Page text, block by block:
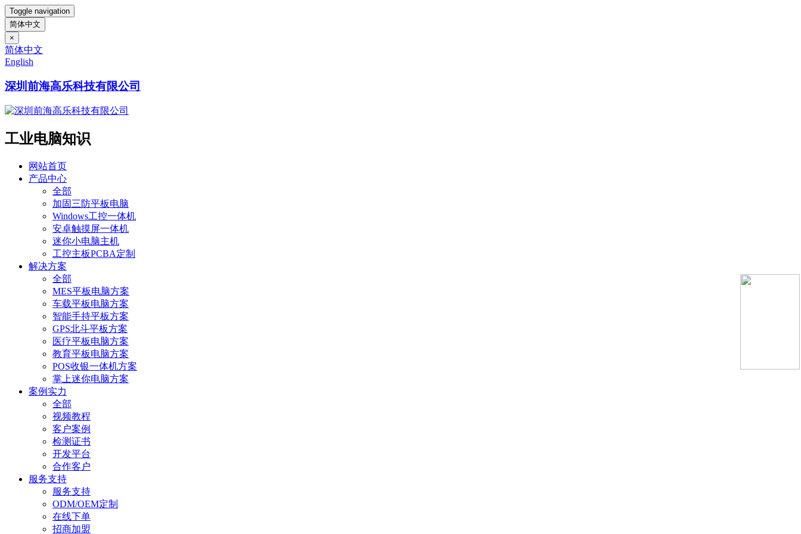
Toggle navigation
简体中文
×
简体中文
English
深圳前海高乐科技有限公司
工业电脑知识
网站首页
产品中心
全部
加固三防平板电脑
Windows工控一体机
安卓触摸屏一体机
迷你小电脑主机
工控主板PCBA定制
解决方案
全部
MES平板电脑方案
车载平板电脑方案
智能手持平板方案
GPS北斗平板方案
医疗平板电脑方案
教育平板电脑方案
POS收银一体机方案
掌上迷你电脑方案
案例实力
全部
视频教程
客户案例
检测证书
开发平台
合作客户
服务支持
服务支持
ODM/OEM定制
在线下单
招商加盟